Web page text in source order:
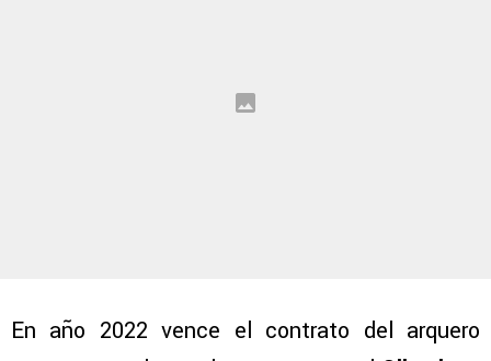
En año 2022 vence el contrato del arquero